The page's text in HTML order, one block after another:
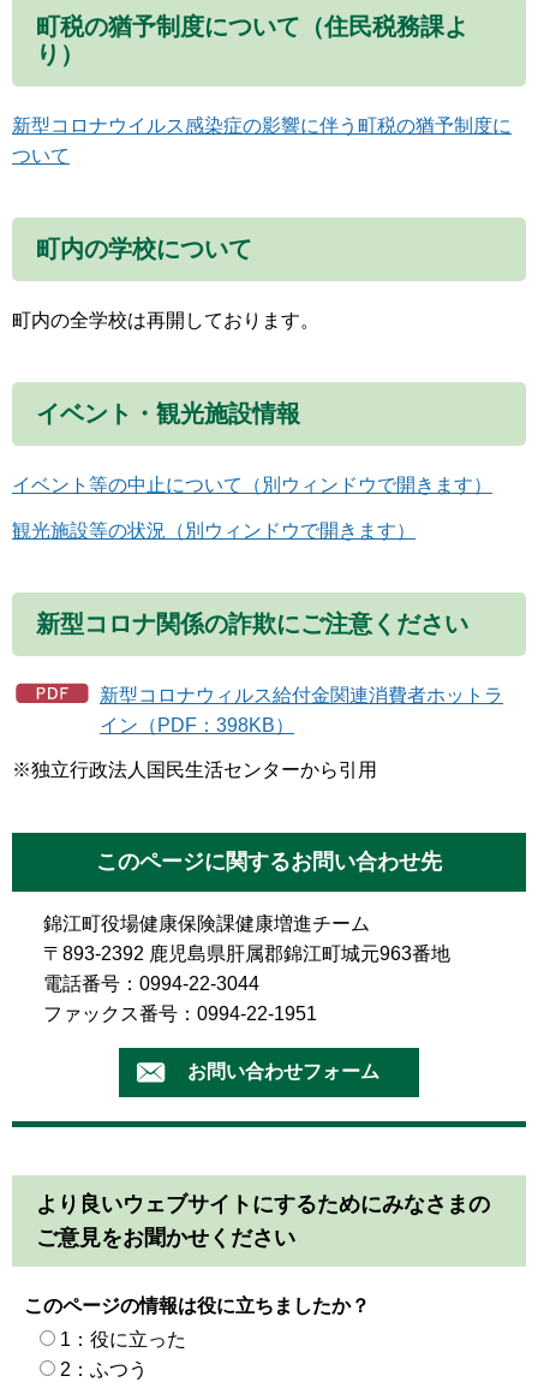
町税の猶予制度について（住民税務課よ
り）
新型コロナウイルス感染症の影響に伴う町税の猶予制度に
ついて
町内の学校について
町内の全学校は再開しております。
イベント・観光施設情報
イベント等の中止について（別ウィンドウで開きます）
観光施設等の状況（別ウィンドウで開きます）
新型コロナ関係の詐欺にご注意ください
新型コロナウィルス給付金関連消費者ホットラ
イン（PDF：398KB）
※独立行政法人国民生活センターから引用
このページに関するお問い合わせ先
錦江町役場健康保険課健康増進チーム
〒893-2392 鹿児島県肝属郡錦江町城元963番地
電話番号：0994-22-3044
ファックス番号：0994-22-1951
より良いウェブサイトにするためにみなさまの
ご意見をお聞かせください
このページの情報は役に立ちましたか？
1：役に立った
2：ふつう